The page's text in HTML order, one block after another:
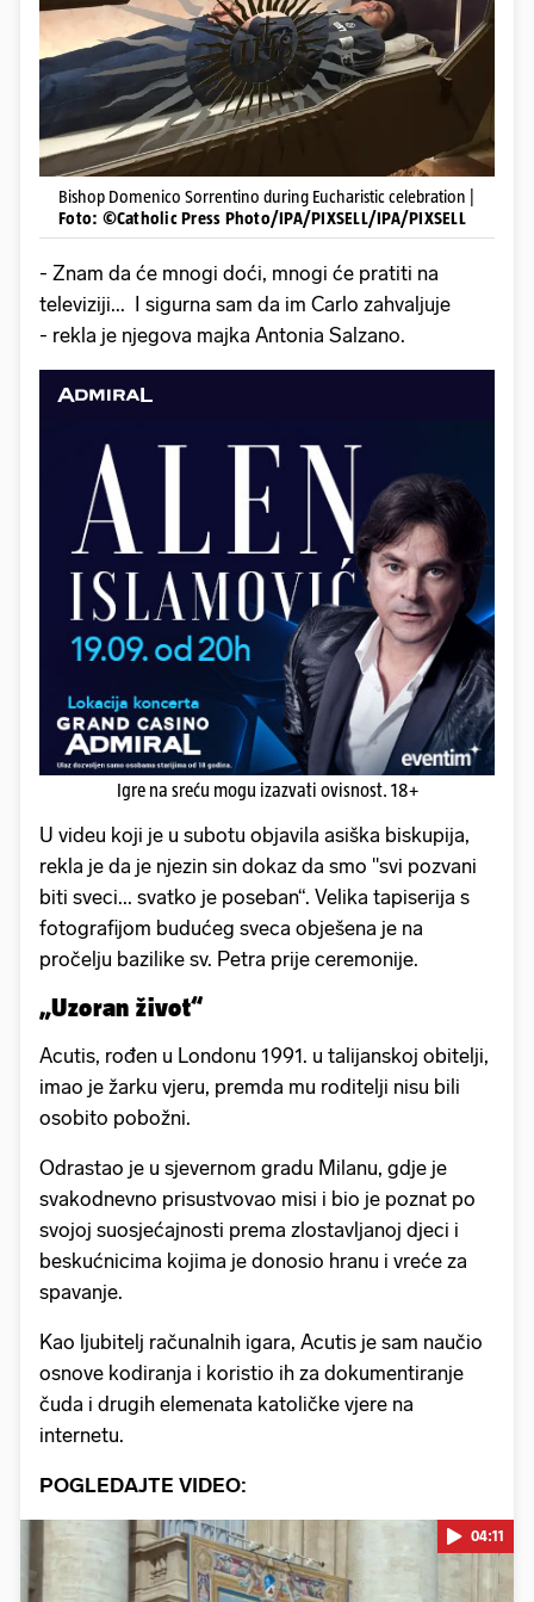
Bishop Domenico Sorrentino during Eucharistic celebration |
Foto: ©Catholic Press Photo/IPA/PIXSELL/IPA/PIXSELL
- Znam da će mnogi doći, mnogi će pratiti na
televiziji... I sigurna sam da im Carlo zahvaljuje
- rekla je njegova majka Antonia Salzano.
Igre na sreću mogu izazvati ovisnost. 18+
U videu koji je u subotu objavila asiška biskupija,
rekla je da je njezin sin dokaz da smo "svi pozvani
biti sveci... svatko je poseban“. Velika tapiserija s
fotografijom budućeg sveca obješena je na
pročelju bazilike sv. Petra prije ceremonije.
„Uzoran život“
Acutis, rođen u Londonu 1991. u talijanskoj obitelji,
imao je žarku vjeru, premda mu roditelji nisu bili
osobito pobožni.
Odrastao je u sjevernom gradu Milanu, gdje je
svakodnevno prisustvovao misi i bio je poznat po
svojoj suosjećajnosti prema zlostavljanoj djeci i
beskućnicima kojima je donosio hranu i vreće za
spavanje.
Kao ljubitelj računalnih igara, Acutis je sam naučio
osnove kodiranja i koristio ih za dokumentiranje
čuda i drugih elemenata katoličke vjere na
internetu.
POGLEDAJTE VIDEO:
04:11